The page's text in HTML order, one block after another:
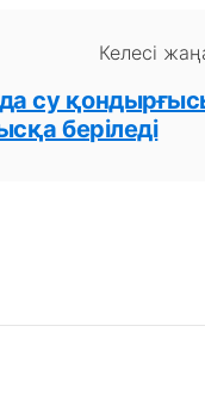
Келесі
су
беріледі